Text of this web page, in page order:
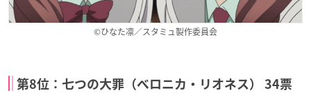
©ひなた凛／スタミュ製作委員会
第8位：七つの大罪（ベロニカ・リオネス） 34票